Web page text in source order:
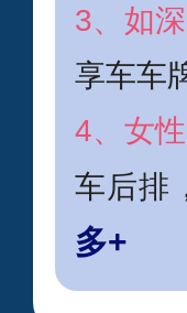
3、如
享车车
4、女
车后排
多+